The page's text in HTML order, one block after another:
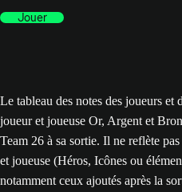
Jouer
Le tableau des notes des joueurs et
joueur et joueuse Or, Argent et
Team 26 à sa sortie. Il ne reflète
et joueuse (Héros, Icônes ou
notamment ceux ajoutés après la